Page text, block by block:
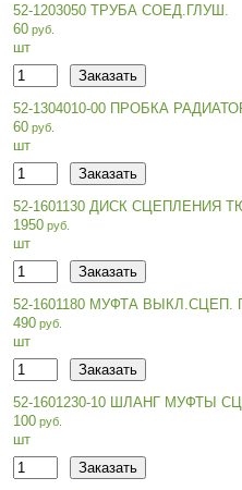
52-1203050 ТРУБА СОЕД.ГЛУШ.
60
шт
52-1304010-00 ПРОБКА
60
шт
52-1601130 ДИСК СЦЕПЛЕНИЯ
1950
шт
52-1601180 МУФТА ВЫКЛ.СЦЕП.
490
шт
52-1601230-10 ШЛАНГ МУФТЫ
100
шт